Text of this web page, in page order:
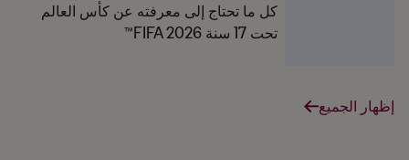
كل ما تحتاج إلى معرفته عن كأس العالم
تحت 17 سنة FIFA 2026™
إظهار الجميع